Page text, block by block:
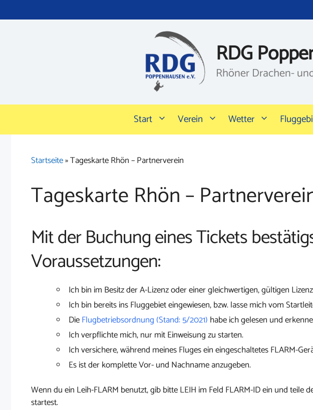
Inhalt
RDG
Rhöner Drachen-
Start Verein Wetter
Startseite»Tageskarte Rhön – Partnerverein
Tageskarte Rhön –
Mit der Buchung eines Tickets
Voraussetzungen:
Ich bin im Besitz der A-Lizenz oder einer gleichwertigen, gültigen
Ich bin bereits ins Fluggebiet eingewiesen, bzw. lasse mich vom
DieFlugbetriebsordnung (Stand: 5/2021) habe ich gelesen und
Ich verpflichte mich, nur mit Einweisung zu starten.
Ich versichere, während meines Fluges ein eingeschaltetes FLARM-
Es ist der komplette Vor- und Nachname anzugeben.
Wenn du ein Leih-FLARM benutzt, gib bitte LEIH im Feld FLARM-ID ein und teile
startest.